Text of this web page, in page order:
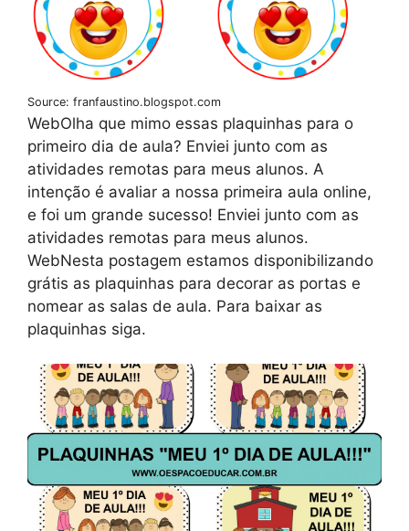
Source: franfaustino.blogspot.com
WebOlha que mimo essas plaquinhas para o
primeiro dia de aula? Enviei junto com as
atividades remotas para meus alunos. A
intenção é avaliar a nossa primeira aula online,
e foi um grande sucesso! Enviei junto com as
atividades remotas para meus alunos.
WebNesta postagem estamos disponibilizando
grátis as plaquinhas para decorar as portas e
nomear as salas de aula. Para baixar as
plaquinhas siga.